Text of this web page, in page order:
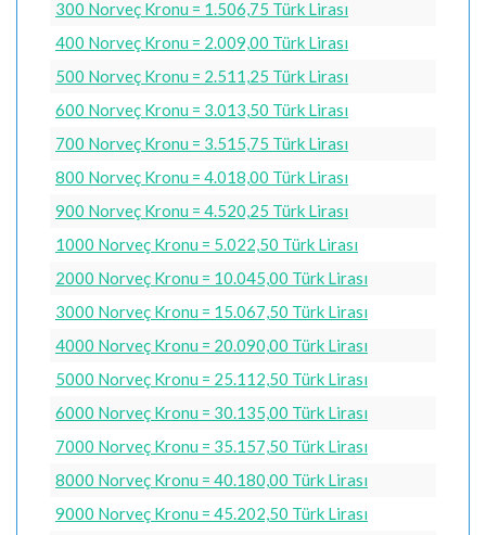
300 Norveç Kronu = 1.506,75 Türk Lirası
400 Norveç Kronu = 2.009,00 Türk Lirası
500 Norveç Kronu = 2.511,25 Türk Lirası
600 Norveç Kronu = 3.013,50 Türk Lirası
700 Norveç Kronu = 3.515,75 Türk Lirası
800 Norveç Kronu = 4.018,00 Türk Lirası
900 Norveç Kronu = 4.520,25 Türk Lirası
1000 Norveç Kronu = 5.022,50 Türk Lirası
2000 Norveç Kronu = 10.045,00 Türk Lirası
3000 Norveç Kronu = 15.067,50 Türk Lirası
4000 Norveç Kronu = 20.090,00 Türk Lirası
5000 Norveç Kronu = 25.112,50 Türk Lirası
6000 Norveç Kronu = 30.135,00 Türk Lirası
7000 Norveç Kronu = 35.157,50 Türk Lirası
8000 Norveç Kronu = 40.180,00 Türk Lirası
9000 Norveç Kronu = 45.202,50 Türk Lirası